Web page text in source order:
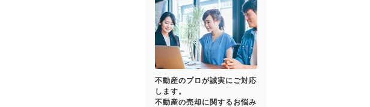
不動産のプロが誠実にご対応
します。
不動産の売却に関するお悩み